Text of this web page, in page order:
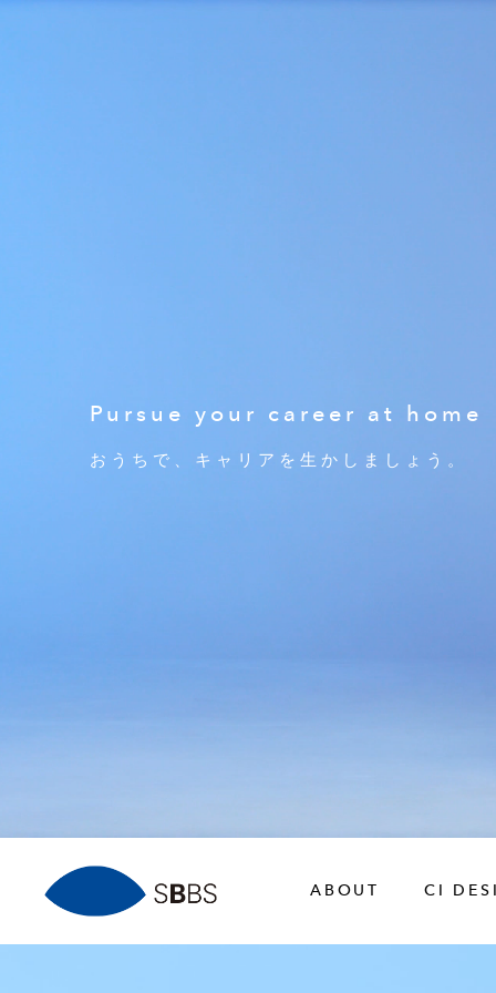
Pursue your career at home
おうちで、キャリアを生かしましょう。
ABOUT CI